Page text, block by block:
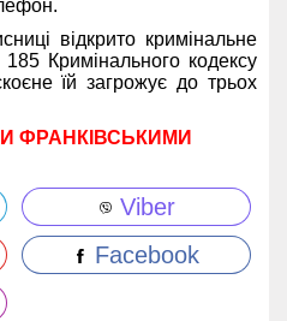
відкрито кримінальне
Кримінального кодексу
їй загрожує до трьох
ФРАНКІВСЬКИМИ
Viber
Facebook